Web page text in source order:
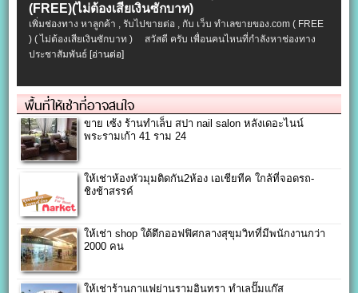
(FREE)(ไม่ต้องเสียเงินซักบาท)
เพิ่มช่องทาง หาลูกค้า , รับไปขายต่อ , กับ เว็บ ทำเลขายของ.com ( FREE
) ( ไม่ต้องเสียเงินซักบาท ) สวัสดี ครับ เพื่อนคนไหนที่กำลังหาช่องทาง
ประชาสัมพันธ์[อ่านต่อ]
พื้นที่ให้เช่าที่อาจสนใจ
ขาย เซ้ง ร้านทำเล็บ สปา nail salon หลังเดอะไนน์
พระรามเก้า 41 ราม 24
ให้เช่าห้องหัวมุมติดกัน2ห้อง เอเชียทีค ใกล้ที่จอดรถ-
ชิงช้าสรรค์
ให้เช่า shop ใต้ตึกออฟฟิศกลางสุขุมวิทที่มีพนักงานกว่า
2000 คน
ให้เช่าร้านกาแฟย่านรามอินทรา ทำเลปั๊มแก๊ส